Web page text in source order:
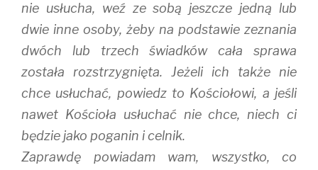
) w
nie usłucha, weź ze sobą jeszcze jedną lub
dwie inne osoby, żeby na podstawie zeznania
dwóch lub trzech świadków cała sprawa
została rozstrzygnięta. Jeżeli ich także nie
chce usłuchać, powiedz to Kościołowi, a jeśli
nawet Kościoła usłuchać nie chce, niech ci
będzie jako poganin i celnik.
Zaprawdę powiadam wam, wszystko, co